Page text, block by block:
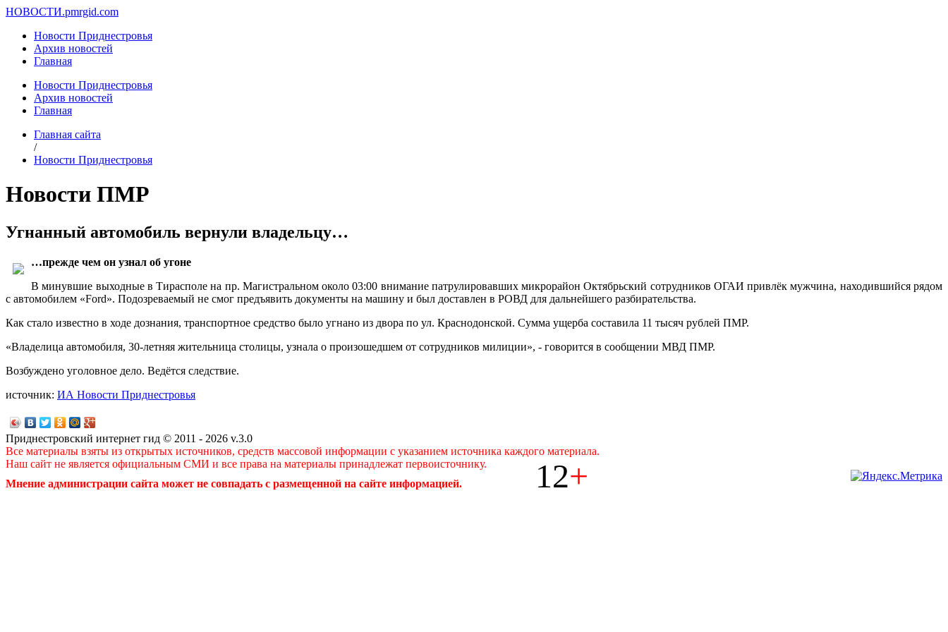
НОВОСТИ.pmrgid.com
Новости Приднестровья
Архив новостей
Главная
Новости Приднестровья
Архив новостей
Главная
Главная сайта
/
Новости Приднестровья
Новости ПМР
Угнанный автомобиль вернули владельцу…
…прежде чем он узнал об угоне
В минувшие выходные в Тирасполе на пр. Магистральном около 03:00 внимание патрулировавших микрорайон Октябрьский сотрудников ОГАИ привлёк мужчина, находившийся рядом
с автомобилем «Ford». Подозреваемый не смог предъявить документы на машину и был доставлен в РОВД для дальнейшего разбирательства.
Как стало известно в ходе дознания, транспортное средство было угнано из двора по ул. Краснодонской. Сумма ущерба составила 11 тысяч рублей ПМР.
«Владелица автомобиля, 30-летняя жительница столицы, узнала о произошедшем от сотрудников милиции», - говорится в сообщении МВД ПМР.
Возбуждено уголовное дело. Ведётся следствие.
источник: ИА Новости Приднестровья
Приднестровский интернет гид © 2011 - 2026 v.3.0
Все материалы взяты из открытых источников, средств массовой информации с указанием источника каждого материала.
Наш сайт не является официальным СМИ и все права на материалы принадлежат первоисточнику.
Мнение администрации сайта может не совпадать с размещенной на сайте информацией.
12+